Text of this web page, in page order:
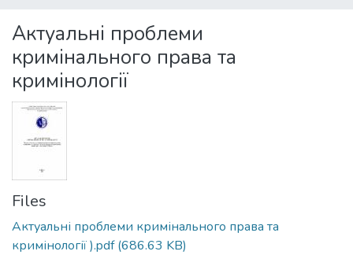
Statistics
Актуальні проблеми
кримінального права та
кримінології
Files
Актуальні проблеми кримінального права та
кримінології ).pdf(686.63 KB)